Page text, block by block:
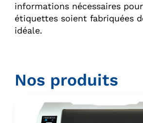
informations nécessaires
étiquettes soient fabriquées
idéale.
Nos produits